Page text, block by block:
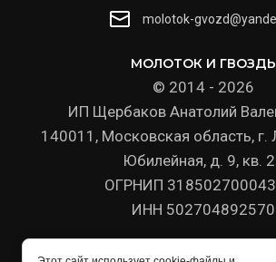
МОЛОТОК И ГВОЗДЬ
© 2014 - 2026
ИП Щербаков Анатолий
140011, Московская область, г.
Юбилейная, д. 9, кв.
ОГРНИП
ИНН 502704892570
Политика
molotok-